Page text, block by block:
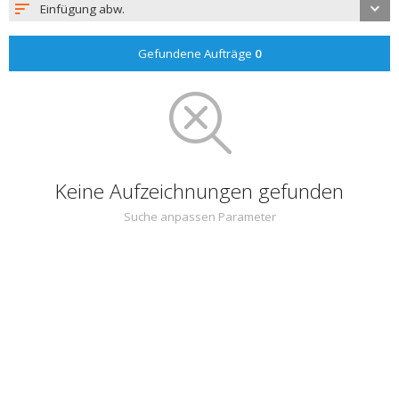
Einfügung abw.
Gefundene Aufträge 0
Keine Aufzeichnungen gefunden
Suche anpassen Parameter